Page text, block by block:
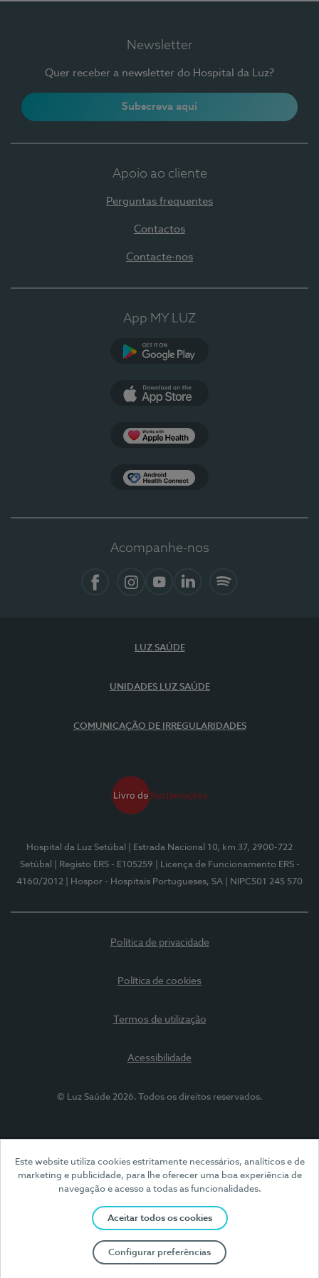
Este website utiliza cookies estritamente necessários, analíticos e de
marketing e publicidade, para lhe oferecer uma boa experiência de
navegação e acesso a todas as funcionalidades.
Aceitar todos os cookies
Configurar preferências
Newsletter
Quer receber a newsletter do Hospital da Luz?
Subscreva aqui
Apoio ao cliente
Perguntas frequentes
Contactos
Contacte-nos
App MY LUZ
Acompanhe-nos
LUZ SAÚDE
UNIDADES LUZ SAÚDE
COMUNICAÇÃO DE IRREGULARIDADES
Hospital da Luz Setúbal
| Estrada Nacional 10, km 37, 2900-722
Setúbal
| Registo ERS - E105259
| Licença de Funcionamento ERS -
4160/2012
| Hospor - Hospitais Portugueses, SA | NIPC501 245 570
Política de privacidade
Política de cookies
Termos de utilização
Acessibilidade
© Luz Saúde 2026. Todos os direitos reservados.